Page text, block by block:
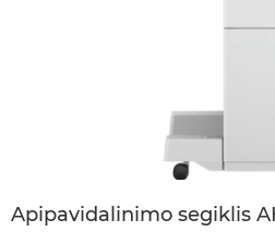
Apipavidalinimo segiklis